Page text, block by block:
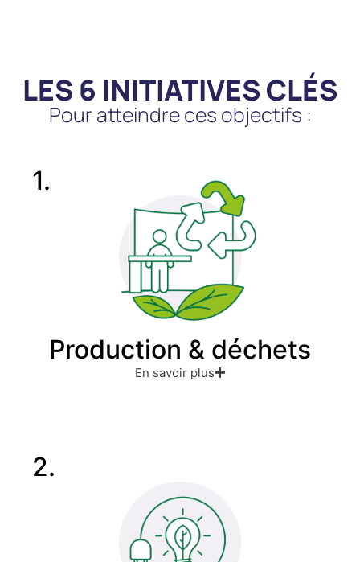
LES 6 INITIATIVES CLÉS
Pour atteindre ces objectifs :
1.
Production & déchets
En savoir plus
2.